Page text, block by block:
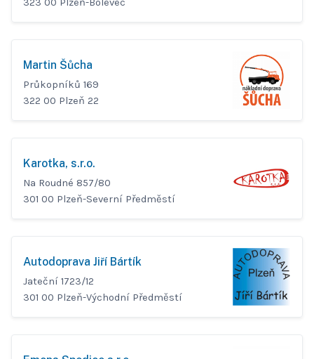
323 00 Plzeň-Bolevec
Martin Šůcha
Průkopníků 169
322 00 Plzeň 22
Karotka, s.r.o.
Na Roudné 857/80
301 00 Plzeň-Severní Předměstí
Autodoprava Jiří Bártík
Jateční 1723/12
301 00 Plzeň-Východní Předměstí